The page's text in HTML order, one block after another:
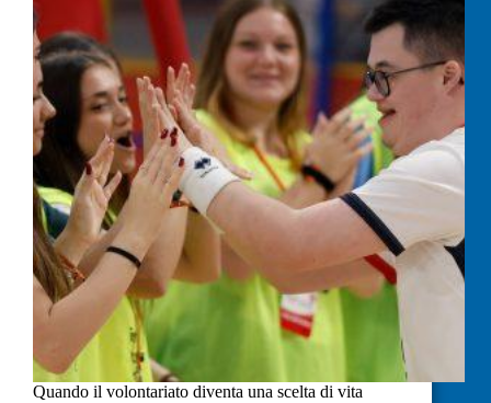
Quando il volontariato diventa una scelta di vita